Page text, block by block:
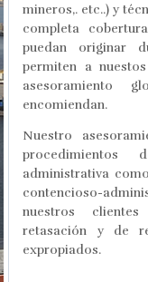
mineros,. etc..) y
completa
puedan originar
permiten a
asesoramiento
encomiendan.
Nuestro
administrativa
contencioso-
nuestros
retasación y de
expropiados.